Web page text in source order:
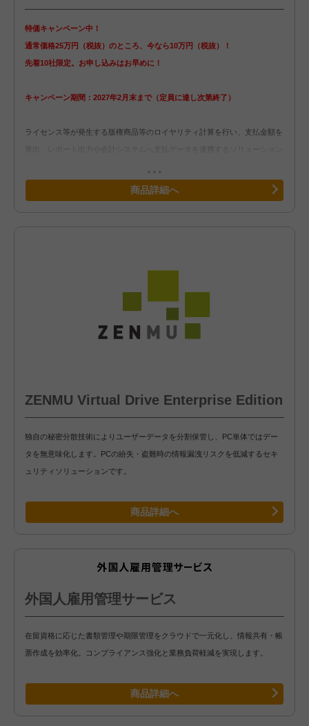
特価キャンペーン中！
通常価格25万円（税抜）のところ、今なら10万円（税抜）！
先着10社限定。お申し込みはお早めに！
キャンペーン期間：2027年2月末まで（定員に達し次第終了）
ライセンス等が発生する版権商品等のロイヤリティ計算を行い、支払金額を
算にも対応しています。当社独自のパッケージ製品となるため、カスタマイ
ズ等にも柔軟に対応が可能です。
商品詳細へ
ZENMU Virtual Drive Enterprise Edition
独自の秘密分散技術によりユーザーデータを分割保管し、PC単体ではデー
タを無意味化します。PCの紛失・盗難時の情報漏洩リスクを低減するセキ
ュリティソリューションです。
商品詳細へ
外国人雇用管理サービス
在留資格に応じた書類管理や期限管理をクラウドで一元化し、情報共有・帳
票作成を効率化。コンプライアンス強化と業務負荷軽減を実現します。
商品詳細へ